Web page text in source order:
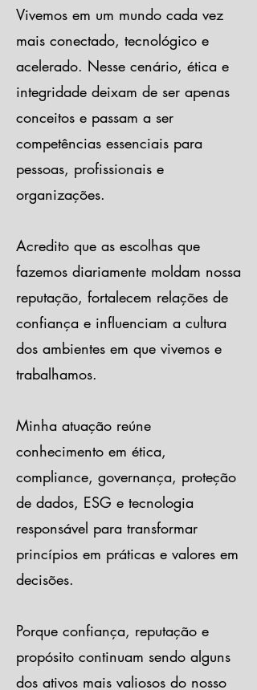
Vivemos em um mundo cada vez
mais conectado, tecnológico e
acelerado. Nesse cenário, ética e
integridade deixam de ser apenas
conceitos e passam a ser
competências essenciais para
pessoas, profissionais e
organizações.
Acredito que as escolhas que
fazemos diariamente moldam nossa
reputação, fortalecem relações de
confiança e influenciam a cultura
dos ambientes em que vivemos e
trabalhamos.
Minha atuação reúne
conhecimento em ética,
compliance, governança, proteção
de dados, ESG e tecnologia
responsável para transformar
princípios em práticas e valores em
decisões.
Porque confiança, reputação e
propósito continuam sendo alguns
dos ativos mais valiosos do nosso